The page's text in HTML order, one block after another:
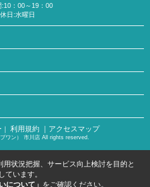
:10：00～19：00
日:水曜日
｜ 利用規約 ｜アクセスマップ
ワン） 市川店 All rights reserved.
状況把握、サービス向上検討を目的と
ています。
について」 をご確認ください。